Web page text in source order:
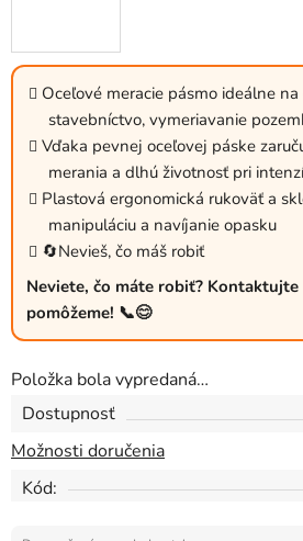
Oceľové meracie pásmo ideálne na
stavebníctvo, vymeriavanie
Vďaka pevnej oceľovej páske
merania a dlhú životnosť pri
Plastová ergonomická rukoväť a
manipuláciu a navíjanie opasku
🔄Nevieš, čo máš robiť
Neviete, čo máte robiť?
pomôžeme! 📞😊
Položka bola vypredaná…
Dostupnosť
Možnosti doručenia
Kód: